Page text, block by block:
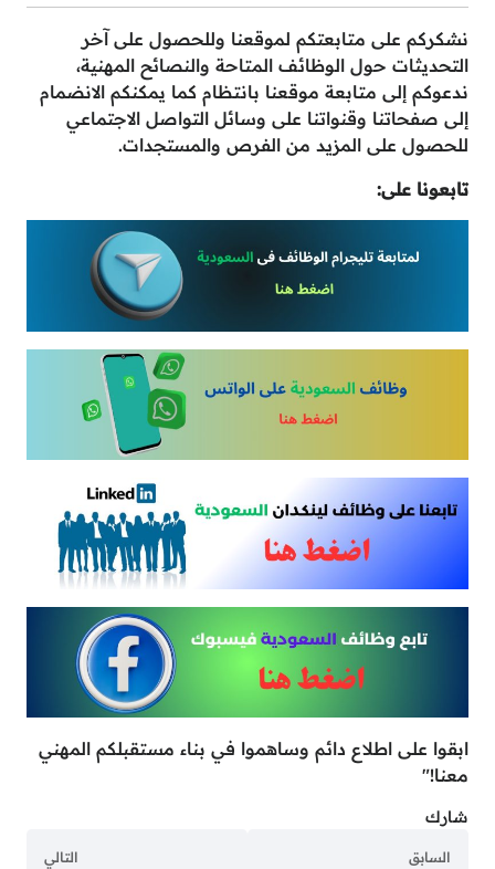
نشكركم على متابعتكم لموقعنا وللحصول على آخر
التحديثات حول الوظائف المتاحة والنصائح المهنية،
ندعوكم إلى متابعة موقعنا بانتظام كما يمكنكم الانضمام
إلى صفحاتنا وقنواتنا على وسائل التواصل الاجتماعي
للحصول على المزيد من الفرص والمستجدات.
تابعونا على:
ابقوا على اطلاع دائم وساهموا في بناء مستقبلكم المهني
معنا!"
شارك
السابق التالي